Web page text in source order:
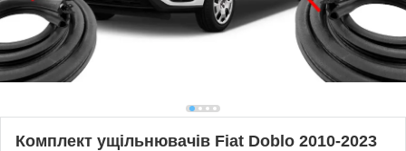
Комплект ущільнювачів Fiat Doblo 2010-2023